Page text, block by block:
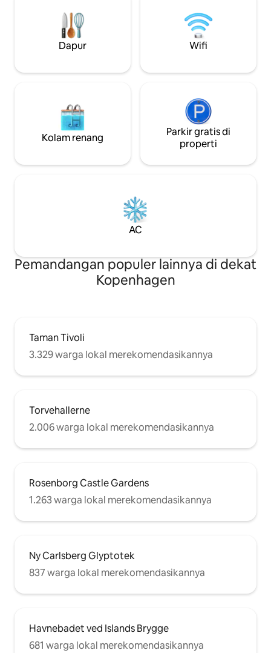
bersejarah yang dibangun pada tahun
1789 yang dulunya berupa teater
Tempat ini juga cocok untuk pertemuan
bisnis/masa inap bisnis dengan periode
bergaya ini, yang
tahun 1844 yang
indah – di mana
kenyamanan
Dapur Wifi
Kolam renang
Parkir gratis di
properti
AC
Pemandangan populer lainnya di dekat
Kopenhagen
Taman Tivoli
3.329 warga lokal merekomendasikannya
Torvehallerne
2.006 warga lokal merekomendasikannya
Rosenborg Castle Gardens
1.263 warga lokal merekomendasikannya
Ny Carlsberg Glyptotek
837 warga lokal merekomendasikannya
Havnebadet ved Islands Brygge
681 warga lokal merekomendasikannya